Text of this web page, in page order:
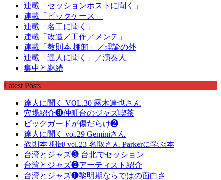
連載「セッションホストに聞く」
連載「ピックケース」
連載「名工に聞く」
連載「改造／工作／メンテ」
連載「教則本 棚卸」／理論の外
連載「達人に聞く」／演奏人
集中と継続
Latest Posts
達人に聞く VOL.30 露木達也さん
穴場紹介❾仲町台のジャズ喫茶
ピックガードが傷だらけ❷
達人に聞く vol.29 Geminiさん
教則本 棚卸 vol.23 名取さん Parkerに学ぶ本
台湾とジャズ❸ 台北でセッション
台湾とジャズ❷アーティスト紹介
台湾とジャズ❶黎明期ならではの面白さ